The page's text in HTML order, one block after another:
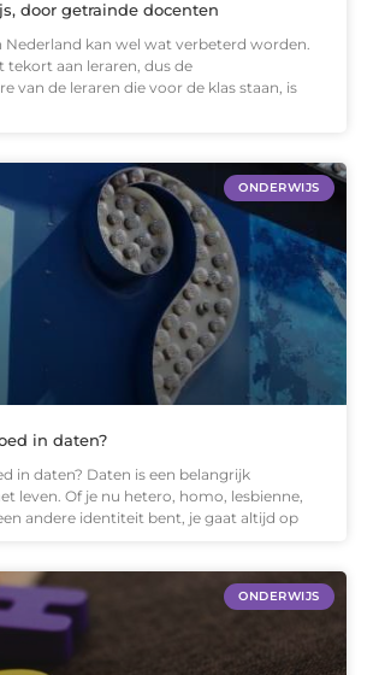
door getrainde docenten
Nederland kan wel wat verbeterd worden.
tekort aan leraren, dus de
van de leraren die voor de klas staan, is
ONDERWIJS
in daten?
in daten? Daten is een belangrijk
leven. Of je nu hetero, homo, lesbienne,
andere identiteit bent, je gaat altijd op
ONDERWIJS